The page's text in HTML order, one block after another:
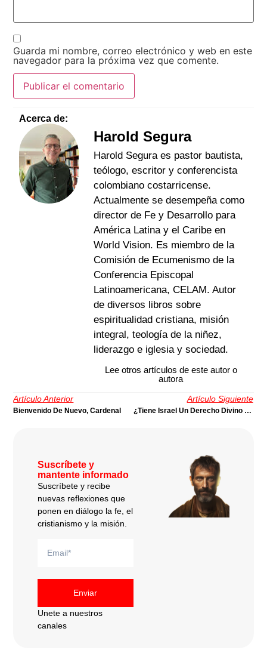
Guarda mi nombre, correo electrónico y web en este
navegador para la próxima vez que comente.
Acerca de:
Harold Segura
Harold Segura es pastor bautista,
teólogo, escritor y conferencista
colombiano costarricense.
Actualmente se desempeña como
director de Fe y Desarrollo para
América Latina y el Caribe en
World Vision. Es miembro de la
Comisión de Ecumenismo de la
Conferencia Episcopal
Latinoamericana, CELAM. Autor
de diversos libros sobre
espiritualidad cristiana, misión
integral, teología de la niñez,
liderazgo e iglesia y sociedad.
Lee otros artículos de este autor o
autora
Artículo Anterior
Bienvenido De Nuevo, Cardenal
Artículo Siguiente
¿Tiene Israel Un Derecho Divino Sobre El Territorio Que Ocupa? | Por Juan Stam
Suscríbete y
mantente informado
Suscríbete y recibe
nuevas reflexiones que
ponen en diálogo la fe, el
cristianismo y la misión.
Enviar
Unete a nuestros
canales